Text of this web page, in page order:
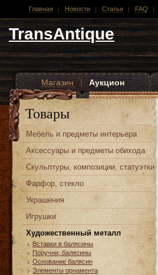
Главная Новости Статьи FAQ
TransAntique
Магазин | Аукцион
Другие стили
Товары
Мебель и предметы интерьера
Аксессуары и предметы обихода
Скульптуры, композиции, статуэтки
Фарфор, стекло
Украшения
Игрушки
Художественный металл
Вставки в балясины
Поручни, балясины
Основание балясин
Элементы орнамента